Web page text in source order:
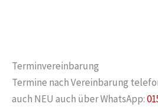
Terminvereinbarung
Termine nach Vereinbarung
auch NEU auch über WhatsApp: